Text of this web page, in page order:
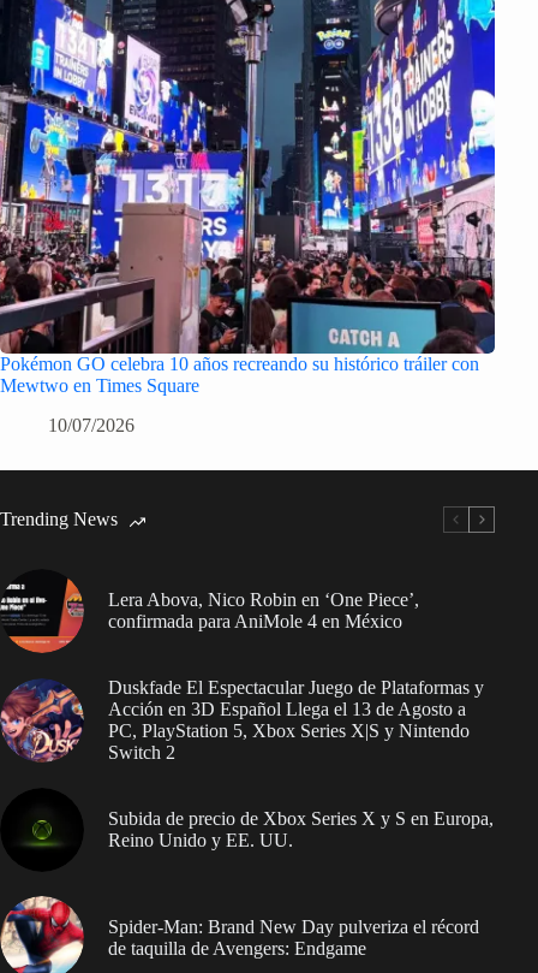
Pokémon GO celebra 10 años recreando su histórico tráiler con
Mewtwo en Times Square
10/07/2026
Trending News
Lera Abova, Nico Robin en ‘One Piece’,
confirmada para AniMole 4 en México
Duskfade El Espectacular Juego de Plataformas y
Acción en 3D Español Llega el 13 de Agosto a
PC, PlayStation 5, Xbox Series X|S y Nintendo
Switch 2
Subida de precio de Xbox Series X y S en Europa,
Reino Unido y EE. UU.
Spider-Man: Brand New Day pulveriza el récord
de taquilla de Avengers: Endgame